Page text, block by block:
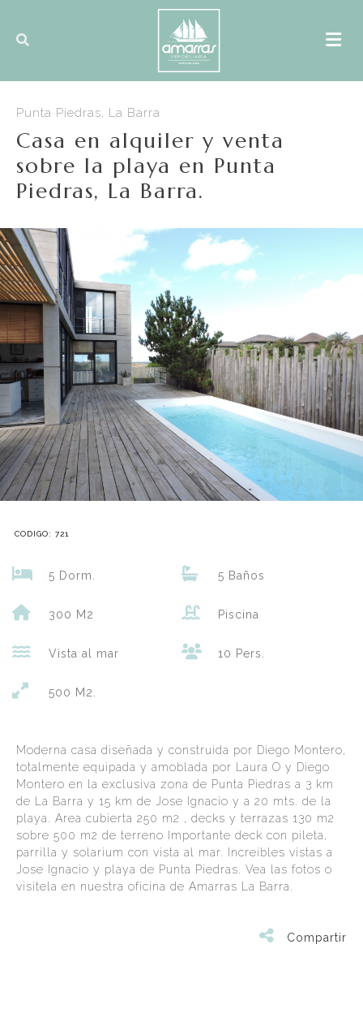
Punta Piedras, La Barra
Casa en alquiler y venta
sobre la playa en Punta
Piedras, La Barra.
CODIGO: 721
5 Dorm. 5 Baños
300 M2 Piscina
Vista al mar 10 Pers.
500 M2.
Moderna casa diseñada y construida por Diego Montero,
totalmente equipada y amoblada por Laura O y Diego
Montero en la exclusiva zona de Punta Piedras a 3 km
de La Barra y 15 km de Jose Ignacio y a 20 mts. de la
playa. Area cubierta 250 m2 , decks y terrazas 130 m2
sobre 500 m2 de terreno Importante deck con pileta,
parrilla y solarium con vista al mar. Increíbles vistas a
Jose Ignacio y playa de Punta Piedras. Vea las fotos o
visitela en nuestra oficina de Amarras La Barra.
Compartir